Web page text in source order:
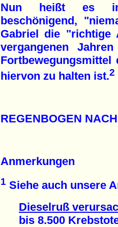
Nun heißt es in
beschönigend,
Gabriel die
vergangenen
hiervon zu halten ist.2
REGENBOGEN
Anmerkungen
1 Siehe auch unsere
Dieselruß
bis 8.500 Krebstote